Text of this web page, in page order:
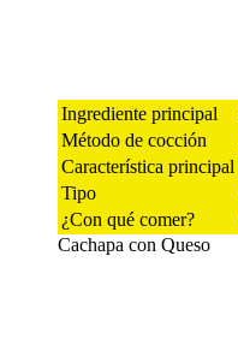
Ingrediente principal
Método de cocción
Característica principal
Tipo
¿Con qué comer?
Cachapa con Queso